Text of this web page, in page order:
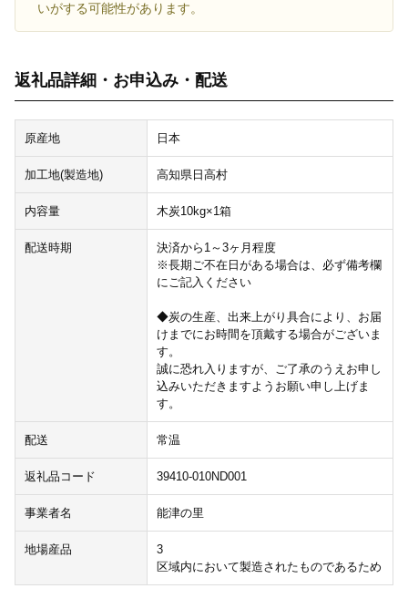
いがする可能性があります。
返礼品詳細・お申込み・配送
原産地 日本
加工地(製造地) 高知県日高村
内容量 木炭10kg×1箱
配送時期
決済から1～3ヶ月程度
※長期ご不在日がある場合は、必ず備考欄
にご記入ください
◆炭の生産、出来上がり具合により、お届
けまでにお時間を頂戴する場合がございま
す。
誠に恐れ入りますが、ご了承のうえお申し
込みいただきますようお願い申し上げま
す。
配送 常温
返礼品コード 39410-010ND001
事業者名 能津の里
地場産品
3
区域内において製造されたものであるため